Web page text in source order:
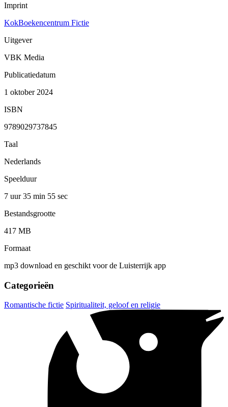
Imprint
KokBoekencentrum Fictie
Uitgever
VBK Media
Publicatiedatum
1 oktober 2024
ISBN
9789029737845
Taal
Nederlands
Speelduur
7 uur 35 min 55 sec
Bestandsgrootte
417 MB
Formaat
mp3 download en geschikt voor de Luisterrijk app
Categorieën
Romantische fictie Spiritualiteit, geloof en religie